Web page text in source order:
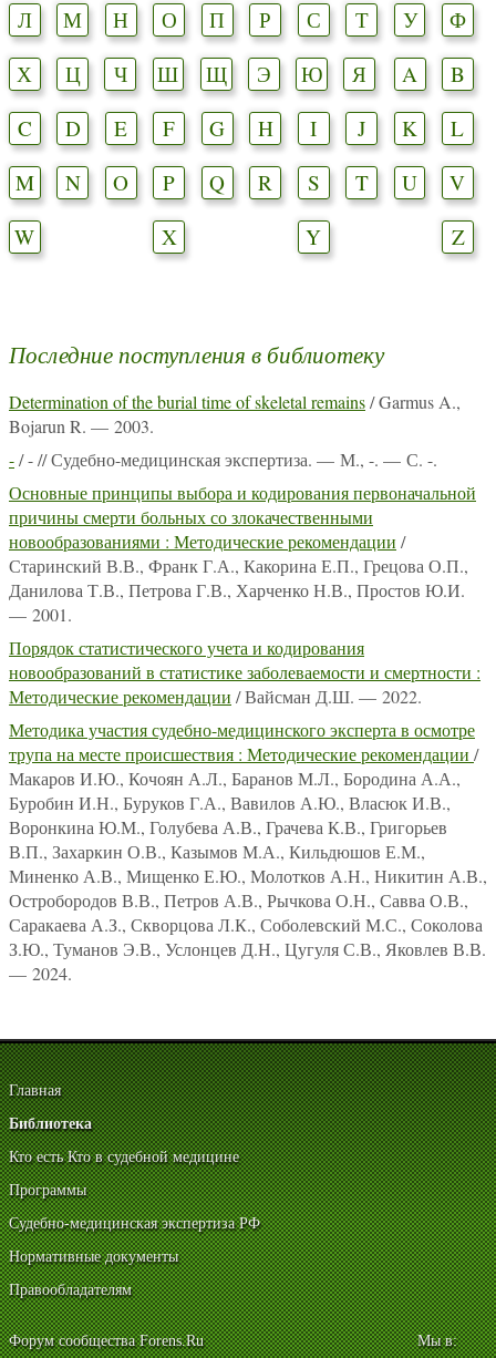
Л
М Н О П Р С Т У
Ф
Х
Ц Ч Ш Щ Э Ю Я A
B
C
D E F G H I J K
L
M
N O P Q R S T U
V
W
X Y Z
Последние поступления в библиотеку
Determination of the burial time of skeletal remains/ Garmus A.,
Bojarun R. — 2003.
-/ - // Судебно-медицинская экспертиза. — М., -. — С. -.
Основные принципы выбора и кодирования первоначальной
причины смерти больных со злокачественными
новообразованиями : Методические рекомендации /
Старинский В.В., Франк Г.А., Какорина Е.П., Грецова О.П.,
Данилова Т.В., Петрова Г.В., Харченко Н.В., Простов Ю.И.
— 2001.
Порядок статистического учета и кодирования
новообразований в статистике заболеваемости и смертности :
Методические рекомендации / Вайсман Д.Ш. — 2022.
Методика участия судебно-медицинского эксперта в осмотре
трупа на месте происшествия : Методические рекомендации /
Макаров И.Ю., Кочоян А.Л., Баранов М.Л., Бородина А.А.,
Буробин И.Н., Буруков Г.А., Вавилов А.Ю., Власюк И.В.,
Воронкина Ю.М., Голубева А.В., Грачева К.В., Григорьев
В.П., Захаркин О.В., Казымов М.А., Кильдюшов Е.М.,
Миненко А.В., Мищенко Е.Ю., Молотков А.Н., Никитин А.В.,
Остробородов В.В., Петров А.В., Рычкова О.Н., Савва О.В.,
Саракаева А.З., Скворцова Л.К., Соболевский М.С., Соколова
З.Ю., Туманов Э.В., Услонцев Д.Н., Цугуля С.В., Яковлев В.В.
— 2024.
Главная
Библиотека
Кто есть Кто в судебной медицине
Программы
Судебно-медицинская экспертиза РФ
Нормативные документы
Правообладателям
Форум сообщества Forens.Ru Мы в: